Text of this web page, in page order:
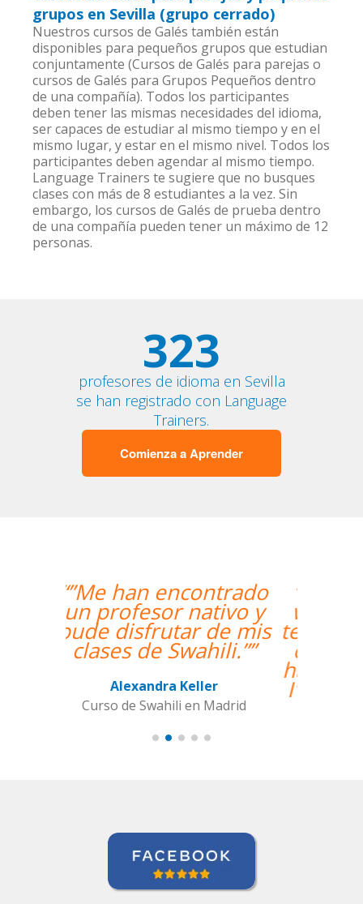
grupos en Sevilla (grupo cerrado)
Nuestros cursos de Galés también están
disponibles para pequeños grupos que estudian
conjuntamente (Cursos de Galés para parejas o
cursos de Galés para Grupos Pequeños dentro
de una compañía). Todos los participantes
deben tener las mismas necesidades del idioma,
ser capaces de estudiar al mismo tiempo y en el
mismo lugar, y estar en el mismo nivel. Todos los
participantes deben agendar al mismo tiempo.
Language Trainers te sugiere que no busques
clases con más de 8 estudiantes a la vez. Sin
embargo, los cursos de Galés de prueba dentro
de una compañía pueden tener un máximo de 12
personas.
323
profesores de idioma en Sevilla
se han registrado con Language
Trainers.
Comienza a Aprender
“”The course is going
well and Eugenia, my
teacher, is fantastic. My
communication skills
have improved greatly.
I'm really enjoying the
lessons!””
Miguel Eufrasio